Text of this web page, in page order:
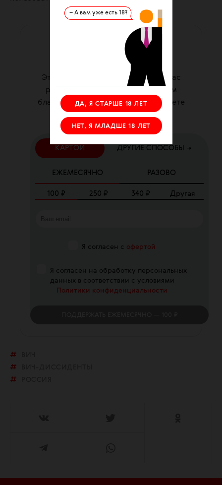
– А вам уже есть 18?
ДА, Я СТАРШЕ 18 ЛЕТ
НЕТ, Я МЛАДШЕ 18 ЛЕТ
ПОДДЕРЖАТЬ ФОНД
ваша помощь работает
Этот материал подготовила для вас
редакция фонда. Мы существуем
благодаря вашей помощи. Вы можете
КАРТОЙ ДРУГИЕ СПОСОБЫ →
ЕЖЕМЕСЯЧНО РАЗОВО
100 ₽ 250 ₽ 340 ₽ Другая
Я согласен с офертой
Я согласен на обработку персональных
данных в соответствии с условиями
Политики конфиденциальности